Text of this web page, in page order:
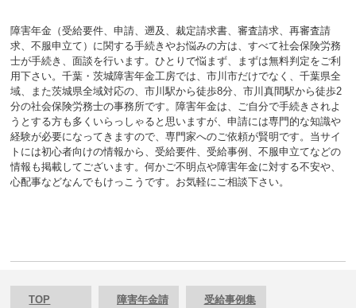
障害年金（受給要件、申請、遡及、裁定請求書、審査請求、再審査請
求、不服申立て）に関する手続きやお悩みの方は、すべて社会保険労務
士が手続き、面談を行います。ひとりで悩まず、まずは無料判定をご利
用下さい。千葉・茨城障害年金工房では、市川市だけでなく、千葉県全
域、また茨城県全域対応の、市川駅から徒歩8分、市川真間駅から徒歩2
分の社会保険労務士の事務所です。障害年金は、ご自分で手続きされよ
うとする方も多くいらっしゃると思いますが、申請には専門的な知識や
経験が必要になってきますので、専門家へのご依頼が賢明です。当サイ
トには初心者向けの情報から、受給要件、受給事例、不服申立てなどの
情報も掲載してございます。何かご不明点や障害年金に対する不安や、
心配事などなんでもけっこうです。お気軽にご相談下さい。
TOP
障害年金請
受給事例集